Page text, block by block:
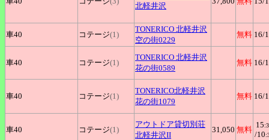
北軽井沢
車40 コテージ(1)
TONERICO 北軽井沢
空の街0229
無料 16/
車40 コテージ(1)
TONERICO 北軽井沢
花の街0589
無料 16/
車40 コテージ(1)
TONERICO北軽井沢
花の街1079
無料 16/
車40 コテージ(1)
アウトドア貸切別荘
北軽井沢II
31,050 無料
15
/10